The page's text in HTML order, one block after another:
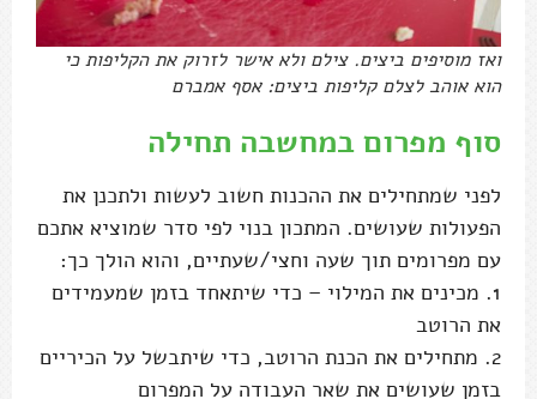
ואז מוסיפים ביצים. צילם ולא אישר לזרוק את הקליפות כי
הוא אוהב לצלם קליפות ביצים: אסף אמברם
סוף מפרום במחשבה תחילה
לפני שמתחילים את ההכנות חשוב לעשות ולתכנן את
הפעולות שעושים. המתכון בנוי לפי סדר שמוציא אתכם
עם מפרומים תוך שעה וחצי/שעתיים, והוא הולך כך:
1. מכינים את המילוי – כדי שיתאחד בזמן שמעמידים
את הרוטב
2. מתחילים את הכנת הרוטב, כדי שיתבשל על הכיריים
בזמן שעושים את שאר העבודה על המפרום